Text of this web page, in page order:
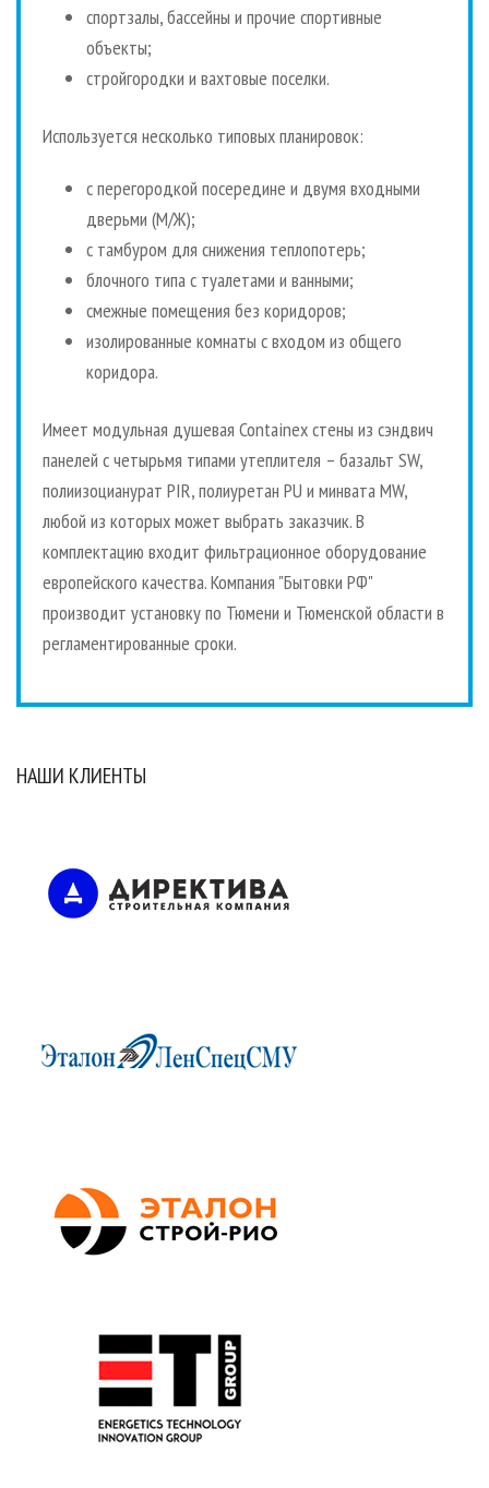
спортзалы, бассейны и прочие спортивные
объекты;
стройгородки и вахтовые поселки.
Используется несколько типовых планировок:
с перегородкой посередине и двумя входными
дверьми (М/Ж);
с тамбуром для снижения теплопотерь;
блочного типа с туалетами и ванными;
смежные помещения без коридоров;
изолированные комнаты с входом из общего
коридора.
Имеет модульная душевая Containex стены из сэндвич
панелей с четырьмя типами утеплителя – базальт SW,
полиизоцианурат PIR, полиуретан PU и минвата MW,
любой из которых может выбрать заказчик. В
комплектацию входит фильтрационное оборудование
европейского качества. Компания "Бытовки РФ"
производит установку по Тюмени и Тюменской области в
регламентированные сроки.
НАШИ КЛИЕНТЫ